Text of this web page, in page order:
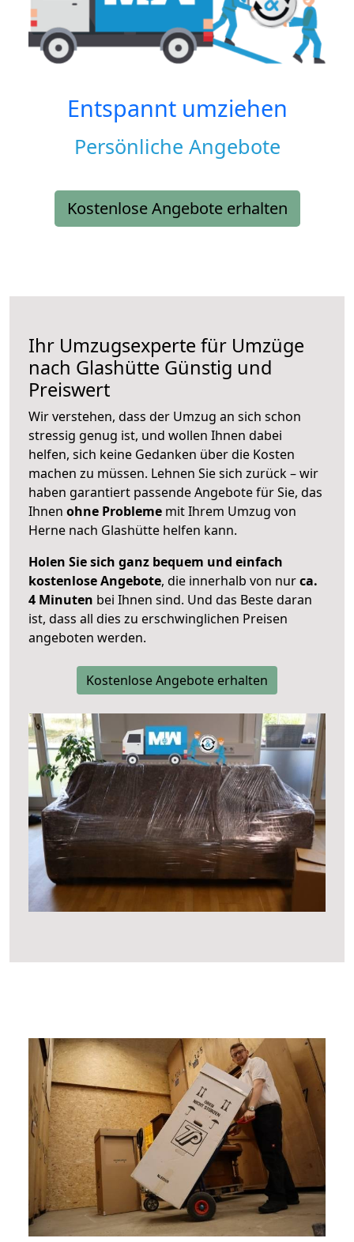
Entspannt umziehen
Persönliche Angebote
Kostenlose Angebote erhalten
Ihr Umzugsexperte für Umzüge
nach Glashütte Günstig und
Preiswert
Wir verstehen, dass der Umzug an sich schon
stressig genug ist, und wollen Ihnen dabei
helfen, sich keine Gedanken über die Kosten
machen zu müssen. Lehnen Sie sich zurück – wir
haben garantiert passende Angebote für Sie, das
Ihnen ohne Probleme mit Ihrem Umzug von
Herne nach Glashütte helfen kann.
Holen Sie sich ganz bequem und einfach
kostenlose Angebote, die innerhalb von nurca.
4 Minuten bei Ihnen sind. Und das Beste daran
ist, dass all dies zu erschwinglichen Preisen
angeboten werden.
Kostenlose Angebote erhalten